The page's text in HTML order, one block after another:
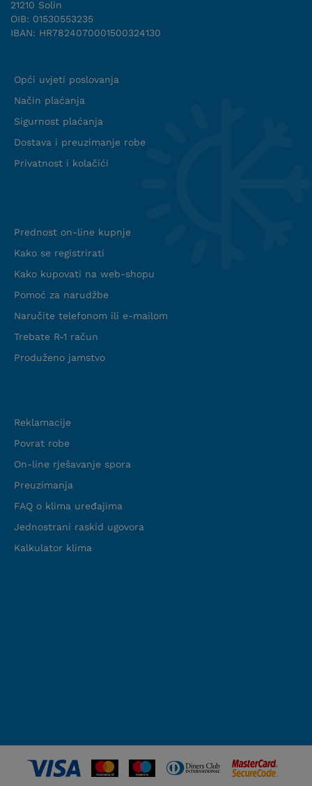
21210 Solin
OIB: 01530553235
IBAN: HR7824070001500324130
Opći uvjeti poslovanja
Način plaćanja
Sigurnost plaćanja
Dostava i preuzimanje robe
Privatnost i kolačići
Prednost on-line kupnje
Kako se registrirati
Kako kupovati na web-shopu
Pomoć za narudžbe
Naručite telefonom ili e-mailom
Trebate R-1 račun
Produženo jamstvo
Reklamacije
Povrat robe
On-line rješavanje spora
Preuzimanja
FAQ o klima uređajima
Jednostrani raskid ugovora
Kalkulator klima